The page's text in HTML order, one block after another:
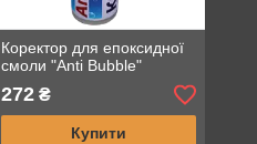
Коректор для епоксидної
смоли "Anti Bubble"
272₴
Купити